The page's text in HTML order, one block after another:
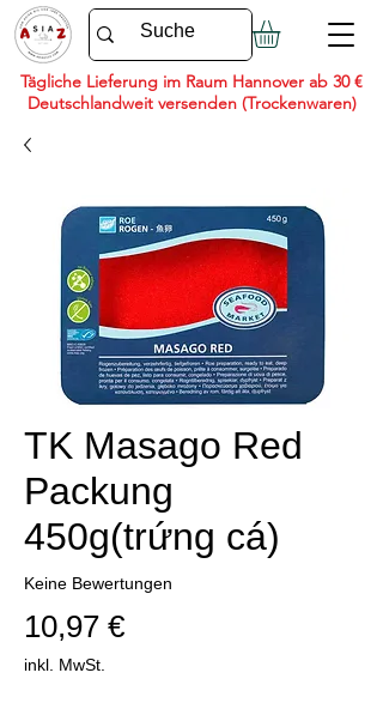
Tägliche Lieferung im Raum Hannover ab 30 €
Deutschlandweit versenden (Trockenwaren)
TK Masago Red
Packung
450g(trứng cá)
Keine Bewertungen
10,97 €Preis
inkl. MwSt.